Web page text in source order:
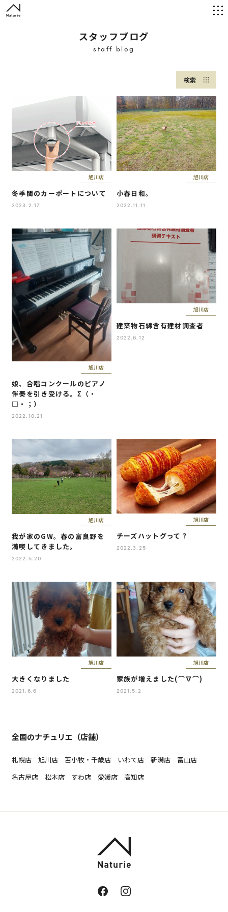
スタッフブログ
staff blog
検索
旭川店
冬季間のカーポートについて
2023.2.17
旭川店
小春日和。
2022.11.11
旭川店
娘、合唱コンクールのピアノ
伴奏を引き受ける。Σ（・
□・；）
2022.10.21
旭川店
建築物石綿含有建材調査者
2022.8.12
旭川店
我が家のGW。春の富良野を
満喫してきました。
2022.5.20
旭川店
チーズハットグって？
2022.3.25
旭川店
大きくなりました
2021.6.6
旭川店
家族が増えました(⌒∇⌒)
2021.5.2
全国のナチュリエ（店舗）
札幌店 旭川店 苫小牧・千歳店 いわて店 新潟店
富山店
名古屋店
松本店 すわ店 愛媛店 高知店